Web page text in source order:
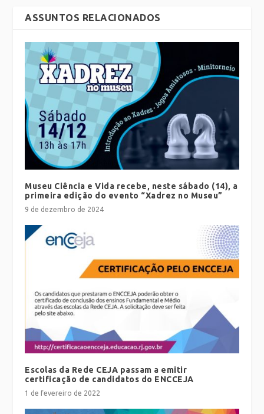
ASSUNTOS RELACIONADOS
Museu Ciência e Vida recebe, neste sábado (14), a
primeira edição do evento “Xadrez no Museu”
9 de dezembro de 2024
Escolas da Rede CEJA passam a emitir
certificação de candidatos do ENCCEJA
1 de fevereiro de 2022